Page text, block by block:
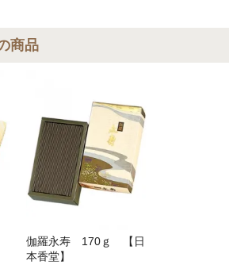
商品
伽羅永寿 170ｇ 【日
本香堂】